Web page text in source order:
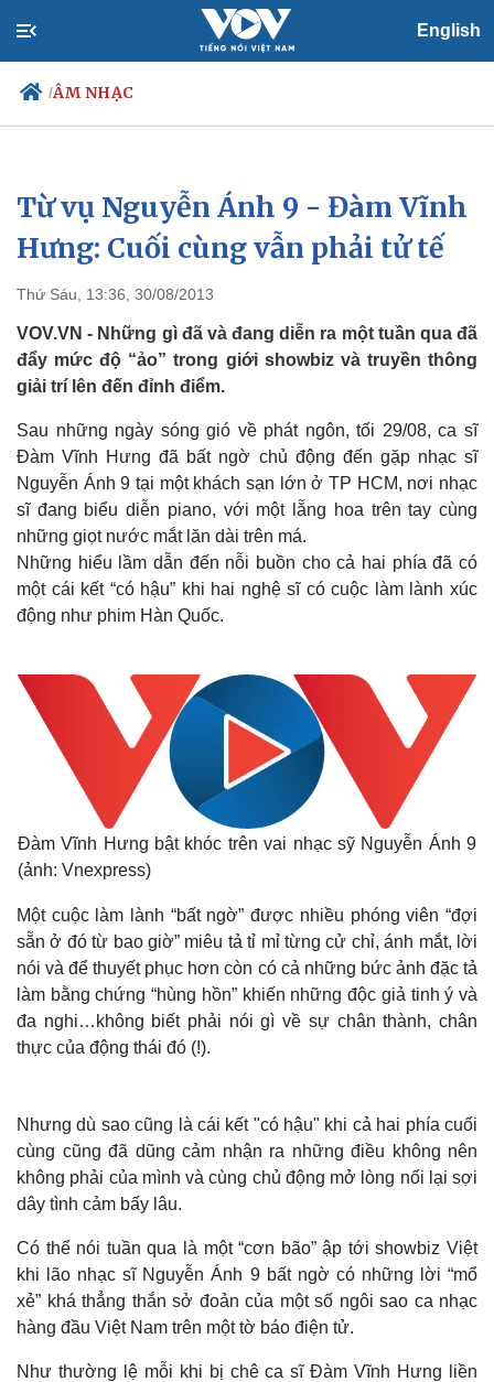
English
/ÂM NHẠC
Chính trị
Đảng
Tổ chức nhân sự
Nhận diện sự thật
Xã hội
Tin 24h
Dự báo thời tiết
Việc làm
Biển đảo
Quan sát
Cuộc sống đó đây
Hồ sơ
Video
Ảnh
E-Magazine
Từ vụ Nguyễn Ánh 9 - Đàm Vĩnh
Hưng: Cuối cùng vẫn phải tử tế
Thứ Sáu, 13:36, 30/08/2013
VOV.VN - Những gì đã và đang diễn ra một tuần qua đã
đẩy mức độ “ảo” trong giới showbiz và truyền thông
giải trí lên đến đỉnh điểm.
Sau những ngày sóng gió về phát ngôn, tối 29/08, ca sĩ
Đàm Vĩnh Hưng đã bất ngờ chủ động đến gặp nhạc sĩ
Nguyễn Ánh 9 tại một khách sạn lớn ở TP HCM, nơi nhạc
sĩ đang biểu diễn piano, với một lẵng hoa trên tay cùng
những giọt nước mắt lăn dài trên má.
Những hiểu lầm dẫn đến nỗi buồn cho cả hai phía đã có
một cái kết “có hậu” khi hai nghệ sĩ có cuộc làm lành xúc
động như phim Hàn Quốc.
Đàm Vĩnh Hưng bật khóc trên vai nhạc sỹ Nguyễn Ánh 9
(ảnh: Vnexpress)
Một cuộc làm lành “bất ngờ” được nhiều phóng viên “đợi
sẵn ở đó từ bao giờ” miêu tả tỉ mỉ từng cử chỉ, ánh mắt, lời
nói và để thuyết phục hơn còn có cả những bức ảnh đặc tả
làm bằng chứng “hùng hồn” khiến những độc giả tinh ý và
đa nghi…không biết phải nói gì về sự chân thành, chân
thực của động thái đó (!).
Nhưng dù sao cũng là cái kết "có hậu" khi cả hai phía cuối
cùng cũng đã dũng cảm nhận ra những điều không nên
không phải của mình và cùng chủ động mở lòng nối lại sợi
dây tình cảm bấy lâu.
Có thể nói tuần qua là một “cơn bão” ập tới showbiz Việt
khi lão nhạc sĩ Nguyễn Ánh 9 bất ngờ có những lời “mổ
xẻ” khá thẳng thắn sở đoản của một số ngôi sao ca nhạc
hàng đầu Việt Nam trên một tờ báo điện tử.
Như thường lệ mỗi khi bị chê ca sĩ Đàm Vĩnh Hưng liền